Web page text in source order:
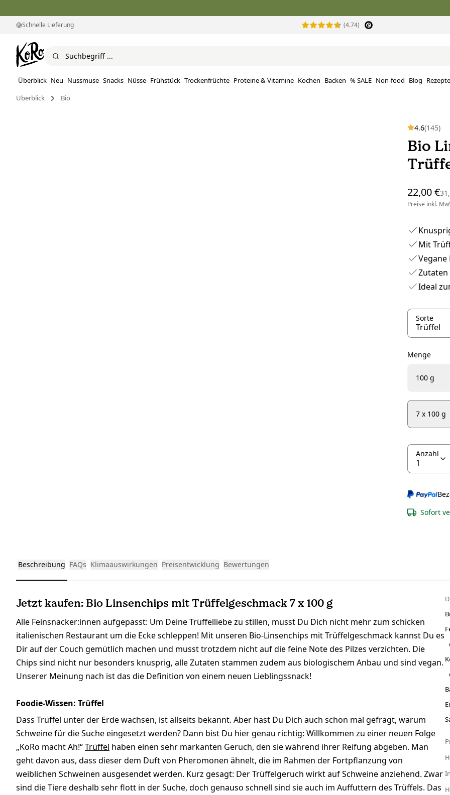
Schnelle Lieferung (4.74)
Überblick Neu Nussmuse Snacks Nüsse Frühstück Trockenfrüchte Proteine ​​& Vitamine Kochen Backen % SALE Non-food Blog Rezepte
Überblick
Bio
4.6(145)
Bio
22,00 €
Preise inkl.
Mit
Vegane
Zutaten
Ideal
Sorte
Menge
100 g
7 x 100 g
Anzahl
Sofort
Beschreibung FAQs Klimaauswirkungen Preisentwicklung Bewertungen
Jetzt kaufen: Bio Linsenchips mit Trüffelgeschmack 7 x 100 g
Alle Feinsnacker:innen aufgepasst: Um Deine Trüffelliebe zu stillen, musst Du Dich nicht mehr zum schicken
italienischen Restaurant um die Ecke schleppen! Mit unseren Bio-Linsenchips mit Trüffelgeschmack kannst Du es
Dir auf der Couch gemütlich machen und musst trotzdem nicht auf die feine Note des Pilzes verzichten. Die
Chips sind nicht nur besonders knusprig, alle Zutaten stammen zudem aus biologischem Anbau und sind vegan.
Unserer Meinung nach ist das die Definition von einem neuen Lieblingssnack!
Foodie-Wissen: Trüffel
Dass Trüffel unter der Erde wachsen, ist allseits bekannt. Aber hast Du Dich auch schon mal gefragt, warum
Schweine für die Suche eingesetzt werden? Dann bist Du hier genau richtig: Willkommen zu einer neuen Folge
„KoRo macht Ah!“Trüffel haben einen sehr markanten Geruch, den sie während ihrer Reifung abgeben. Man
geht davon aus, dass dieser dem Duft von Pheromonen ähnelt, die im Rahmen der Fortpflanzung von
weiblichen Schweinen ausgesendet werden. Kurz gesagt: Der Trüffelgeruch wirkt auf Schweine anziehend. Zwar
sind die Tiere deshalb sehr flott in der Suche, doch genauso schnell sind sie auch im Auffuttern des Trüffels. Das